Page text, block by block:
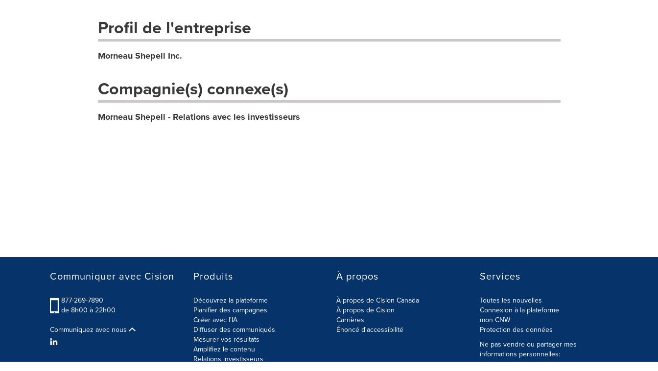
Profil de l'entreprise
Morneau Shepell Inc.
Compagnie(s) connexe(s)
Morneau Shepell - Relations avec les investisseurs
Communiquer avec Cision
877-269-7890
de 8h00 à 22h00
Communiquez avec nous
Produits
Découvrez la plateforme
Planifier des campagnes
Créer avec l'IA
Diffuser des communiqués
Mesurer vos résultats
Amplifiez le contenu
Relations investisseurs
À propos
À propos de Cision Canada
À propos de Cision
Carrières
Énoncé d'accessibilité
Services
Toutes les nouvelles
Connexion à la plateforme
mon CNW
Protection des données
Ne pas vendre ou partager mes
informations personnelles: